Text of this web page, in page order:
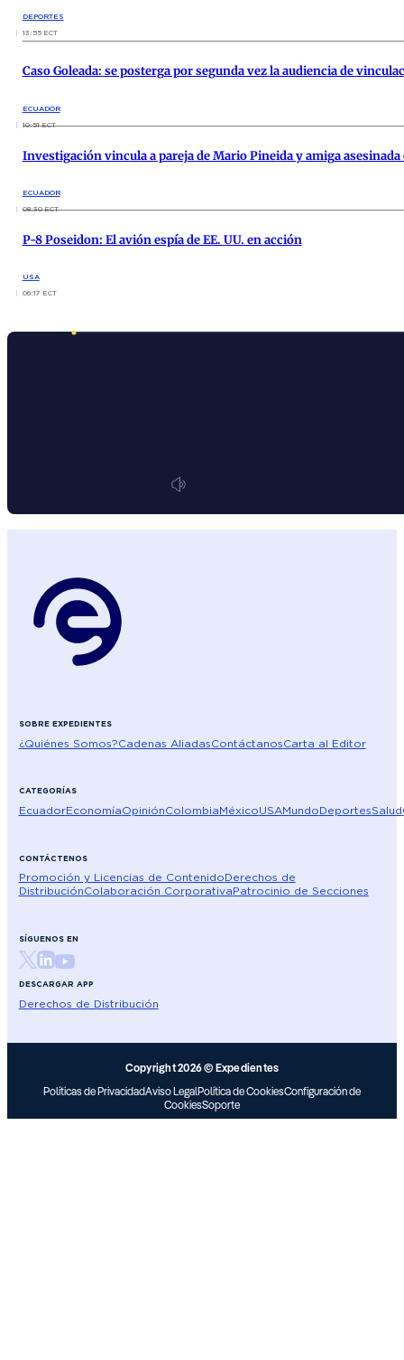
DEPORTES
13:55 ECT
Caso Goleada: se posterga por segunda vez la audiencia de
ECUADOR
10:51 ECT
Investigación vincula a pareja de Mario Pineida y amiga
ECUADOR
08:30 ECT
P-8 Poseidon: El avión espía de EE. UU. en acción
USA
06:17 ECT
SOBRE EXPEDIENTES
¿Quiénes Somos?Cadenas AliadasContáctanosCarta al Editor
CATEGORÍAS
EcuadorEconomíaOpiniónColombiaMéxicoUSAMundoDeportesSalud
CONTÁCTENOS
Promoción y Licencias de ContenidoDerechos de
DistribuciónColaboración CorporativaPatrocinio de Secciones
SÍGUENOS EN
DESCARGAR APP
Derechos de Distribución
Copyright 2026 © Expedientes
Políticas de PrivacidadAviso LegalPolítica de CookiesConfiguración de
CookiesSoporte